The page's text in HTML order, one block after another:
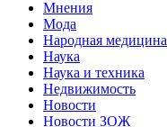
Мнения
Мода
Народная медицина
Наука
Наука и техника
Недвижимость
Новости
Новости ЗОЖ